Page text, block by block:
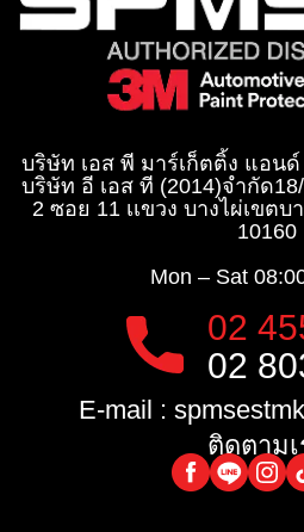
บริษัท เอส พี มาร์เก็ตติ้ง แอน
บริษัท อี เอส ที (2014)จำกัด​
2 ซอย 11 เเขวง บางไผ่เขตบ
10160
Mon – Sat
02
02
E-mail :
ติดตามเ